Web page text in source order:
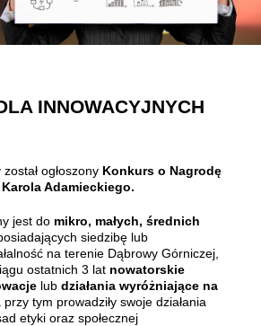
INNOWACYJNYCH
ogłoszony Konkurs o Nagrodę
Adamieckiego.
jest do mikro, małych, średnich
siedzibę lub
na terenie Dąbrowy Górniczej,
ostatnich 3 lat nowatorskie
lub działania wyróżniające na
przy tym prowadziły swoje działania
etyki oraz społecznej